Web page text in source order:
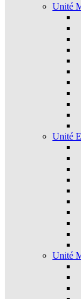
Unité
Unité
Unité